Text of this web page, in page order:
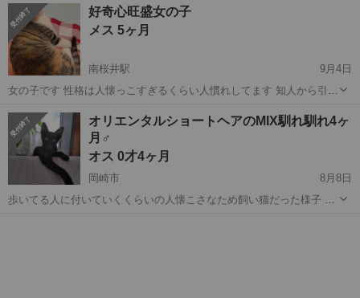
ころを見ているだけでも癒やされます 初対面から抱っこさせてくれま
した フロントライン駆虫...
愛知 岡崎市 猫 男性
好奇心旺盛女の子
メス 5ヶ月
南桜井駅
9月4日
女の子です 性格は人懐っこすぎるくらい人慣れしてます 知人から引き
た性格なのでどうにも相性が合わず 先住ちゃんを優先したいので家族
で話合った結果、どなたか生涯可愛...
愛知 岡崎市 南桜井駅
オリエンタルショートヘアのMIX馴れ馴れ4ヶ
月♂
オス 0才4ヶ月
岡崎市
8月8日
歩いてる人に付いていくくらいの人懐こさなため飼い猫だった様子 警